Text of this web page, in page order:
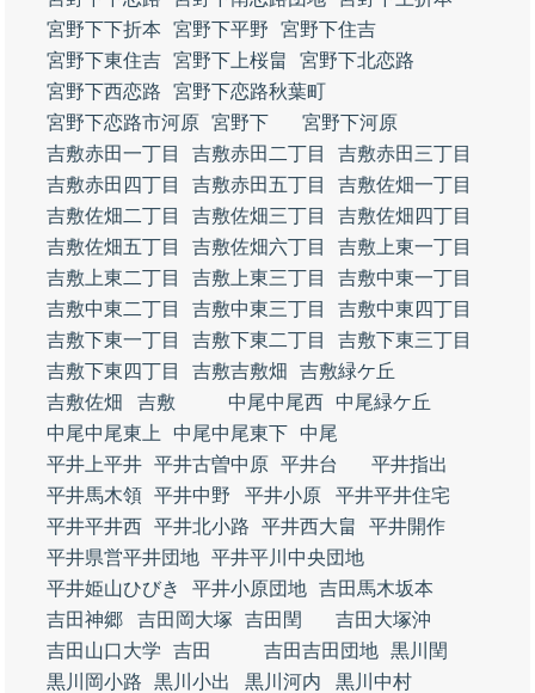
宮野下下折本
宮野下平野
宮野下住吉
宮野下東住吉 宮野下上桜畠
宮野下北恋路
宮野下西恋路
宮野下恋路秋葉町
宮野下恋路市河原 宮野下
宮野下河原
吉敷赤田一丁目
吉敷赤田二丁目
吉敷赤田三丁目
吉敷赤田四丁目
吉敷赤田五丁目
吉敷佐畑一丁目
吉敷佐畑二丁目
吉敷佐畑三丁目
吉敷佐畑四丁目
吉敷佐畑五丁目
吉敷佐畑六丁目
吉敷上東一丁目
吉敷上東二丁目
吉敷上東三丁目
吉敷中東一丁目
吉敷中東二丁目
吉敷中東三丁目
吉敷中東四丁目
吉敷下東一丁目
吉敷下東二丁目
吉敷下東三丁目
吉敷下東四丁目
吉敷吉敷畑
吉敷緑ケ丘
吉敷佐畑
吉敷 中尾中尾西
中尾緑ケ丘
中尾中尾東上
中尾中尾東下
中尾
平井上平井 平井古曽中原 平井台
平井指出
平井馬木領 平井中野 平井小原
平井平井住宅
平井平井西 平井北小路 平井西大畠
平井開作
平井県営平井団地 平井平川中央団地
平井姫山ひびき
平井小原団地 吉田馬木坂本
吉田神郷
吉田岡大塚 吉田閏
吉田大塚沖
吉田山口大学
吉田 吉田吉田団地 黒川閏
黒川岡小路
黒川小出 黒川河内
黒川中村